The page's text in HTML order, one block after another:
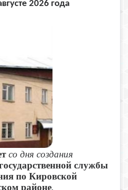
2026 года
со дня создания
службы
по Кировской
районе.